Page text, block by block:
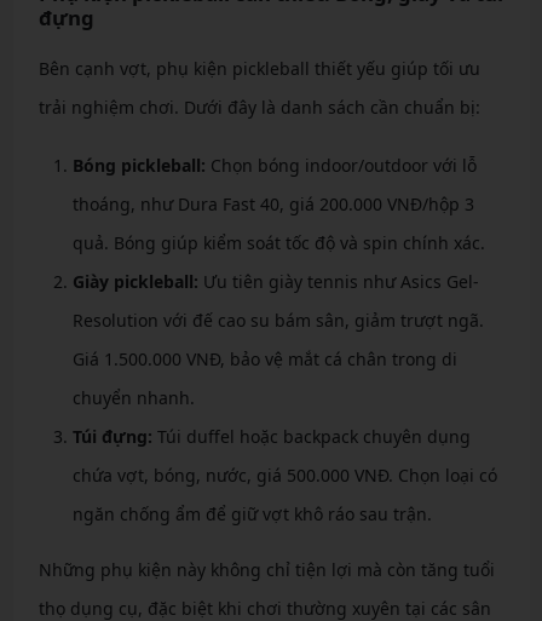
đựng
Bên cạnh vợt, phụ kiện pickleball thiết yếu giúp tối ưu
trải nghiệm chơi. Dưới đây là danh sách cần chuẩn bị:
Bóng pickleball: Chọn bóng indoor/outdoor với lỗ
thoáng, như Dura Fast 40, giá 200.000 VNĐ/hộp 3
quả. Bóng giúp kiểm soát tốc độ và spin chính xác.
Giày pickleball: Ưu tiên giày tennis như Asics Gel-
Resolution với đế cao su bám sân, giảm trượt ngã.
Giá 1.500.000 VNĐ, bảo vệ mắt cá chân trong di
chuyển nhanh.
Túi đựng: Túi duffel hoặc backpack chuyên dụng
chứa vợt, bóng, nước, giá 500.000 VNĐ. Chọn loại có
ngăn chống ẩm để giữ vợt khô ráo sau trận.
Những phụ kiện này không chỉ tiện lợi mà còn tăng tuổi
thọ dụng cụ, đặc biệt khi chơi thường xuyên tại các sân